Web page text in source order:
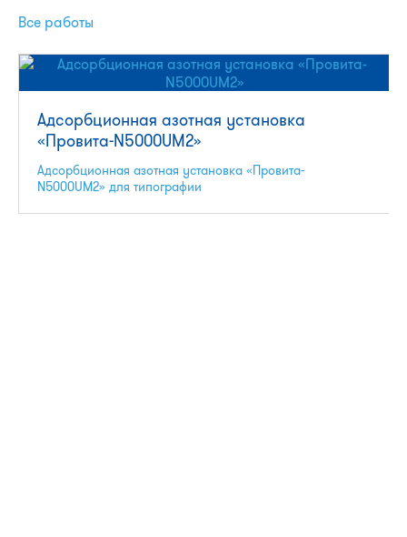
Все работы
Адсорбционная азотная установка
«Провита-N5000UM2»
Адсорбционная азотная установка «Провита-
N5000UM2» для типографии